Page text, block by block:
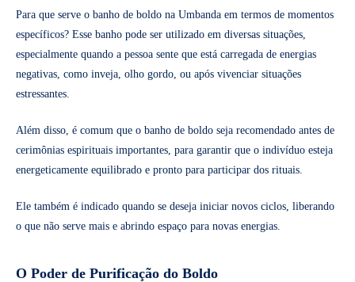
Para que serve o banho de boldo na Umbanda em termos de momentos
específicos? Esse banho pode ser utilizado em diversas situações,
especialmente quando a pessoa sente que está carregada de energias
negativas, como inveja, olho gordo, ou após vivenciar situações
estressantes.
Além disso, é comum que o banho de boldo seja recomendado antes de
cerimônias espirituais importantes, para garantir que o indivíduo esteja
energeticamente equilibrado e pronto para participar dos rituais.
Ele também é indicado quando se deseja iniciar novos ciclos, liberando
o que não serve mais e abrindo espaço para novas energias.
O Poder de Purificação do Boldo